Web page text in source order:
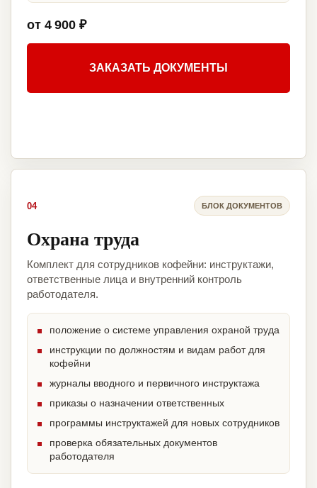
от 4 900 ₽
ЗАКАЗАТЬ ДОКУМЕНТЫ
04 БЛОК ДОКУМЕНТОВ
Охрана труда
Комплект для сотрудников кофейни: инструктажи,
ответственные лица и внутренний контроль
работодателя.
положение о системе управления охраной труда
инструкции по должностям и видам работ для
кофейни
журналы вводного и первичного инструктажа
приказы о назначении ответственных
программы инструктажей для новых сотрудников
проверка обязательных документов
работодателя